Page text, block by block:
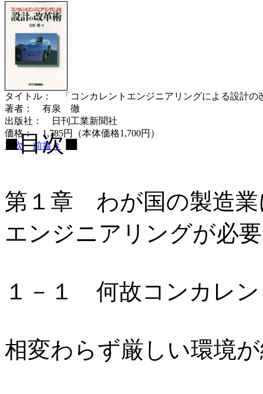
タイトル： 「コンカレントエンジニアリングによる設計の
著者： 有泉 徹
出版社： 日刊工業新聞社
価格： 1,785円（本体価格1,700円）
目次
前書き
■目次■
第１章 わが国の製造業
エンジニアリングが必
１－１ 何故コンカレ
相変わらず厳しい環境